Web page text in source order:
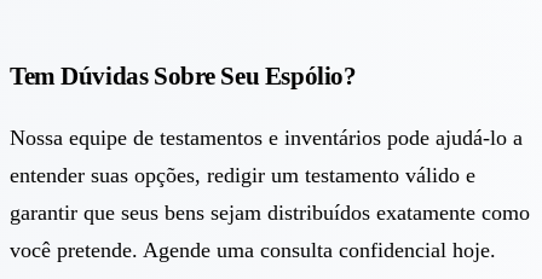
Tem Dúvidas Sobre Seu Espólio?
Nossa equipe de testamentos e inventários pode ajudá-lo a
entender suas opções, redigir um testamento válido e
garantir que seus bens sejam distribuídos exatamente como
você pretende. Agende uma consulta confidencial hoje.